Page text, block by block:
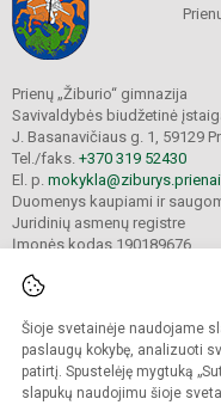
Šioje svetainėje naudojame
paslaugų kokybę, analizuoti
patirtį. Spustelėję mygtuką
slapukų naudojimu šioje
Prienų „Žiburio“ gimnazija
Savivaldybės biudžetinė
J. Basanavičiaus g. 1, 59129
Tel./faks. +370 319 52430
El. p.
Duomenys kaupiami ir
Juridinių asmenų registre
Įmonės kodas 190189676
© 2023 Prienų
Kopijuoti turinį be
Versija